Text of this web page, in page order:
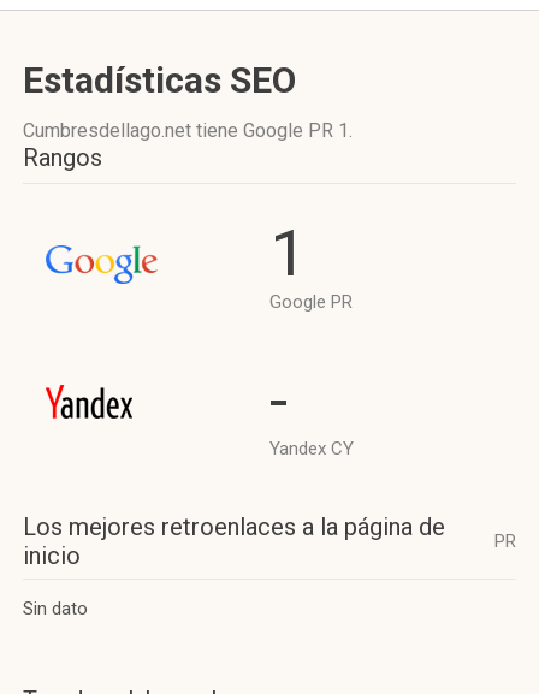
Estadísticas SEO
Cumbresdellago.net tiene Google PR 1.
Rangos
1
Google PR
-
Yandex CY
Los mejores retroenlaces a la página de
inicio
PR
Sin dato